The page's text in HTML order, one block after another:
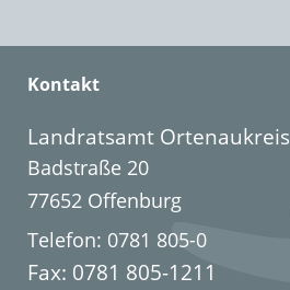
Kontakt
Landratsamt Ortenaukreis
Badstraße 20
77652 Offenburg
Telefon: 0781 805-0
Fax: 0781 805-1211